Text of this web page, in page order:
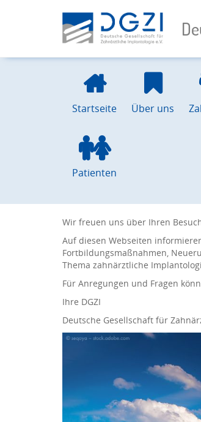
Startseite Über uns
Patienten
Wir freuen uns über Ihren
Auf diesen Webseiten
Fortbildungsmaßnahmen,
Thema zahnärztliche
Für Anregungen und Fragen
Ihre DGZI
Deutsche Gesellschaft für